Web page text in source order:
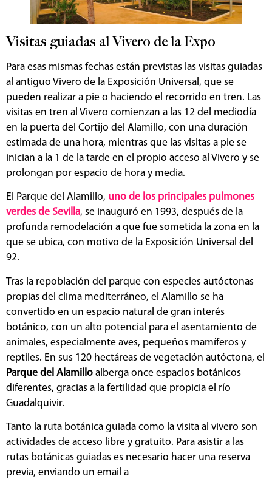
Visitas guiadas al Vivero de la Expo
Para esas mismas fechas están previstas las visitas guiadas
al antiguo Vivero de la Exposición Universal, que se
pueden realizar a pie o haciendo el recorrido en tren. Las
visitas en tren al Vivero comienzan a las 12 del mediodía
en la puerta del Cortijo del Alamillo, con una duración
estimada de una hora, mientras que las visitas a pie se
inician a la 1 de la tarde en el propio acceso al Vivero y se
prolongan por espacio de hora y media.
El Parque del Alamillo, uno de los principales pulmones
verdes de Sevilla, se inauguró en 1993, después de la
profunda remodelación a que fue sometida la zona en la
que se ubica, con motivo de la Exposición Universal del
92.
Tras la repoblación del parque con especies autóctonas
propias del clima mediterráneo, el Alamillo se ha
convertido en un espacio natural de gran interés
botánico, con un alto potencial para el asentamiento de
animales, especialmente aves, pequeños mamíferos y
reptiles. En sus 120 hectáreas de vegetación autóctona, el
Parque del Alamillo alberga once espacios botánicos
diferentes, gracias a la fertilidad que propicia el río
Guadalquivir.
Tanto la ruta botánica guiada como la visita al vivero son
actividades de acceso libre y gratuito. Para asistir a las
rutas botánicas guiadas es necesario hacer una reserva
previa, enviando un email a